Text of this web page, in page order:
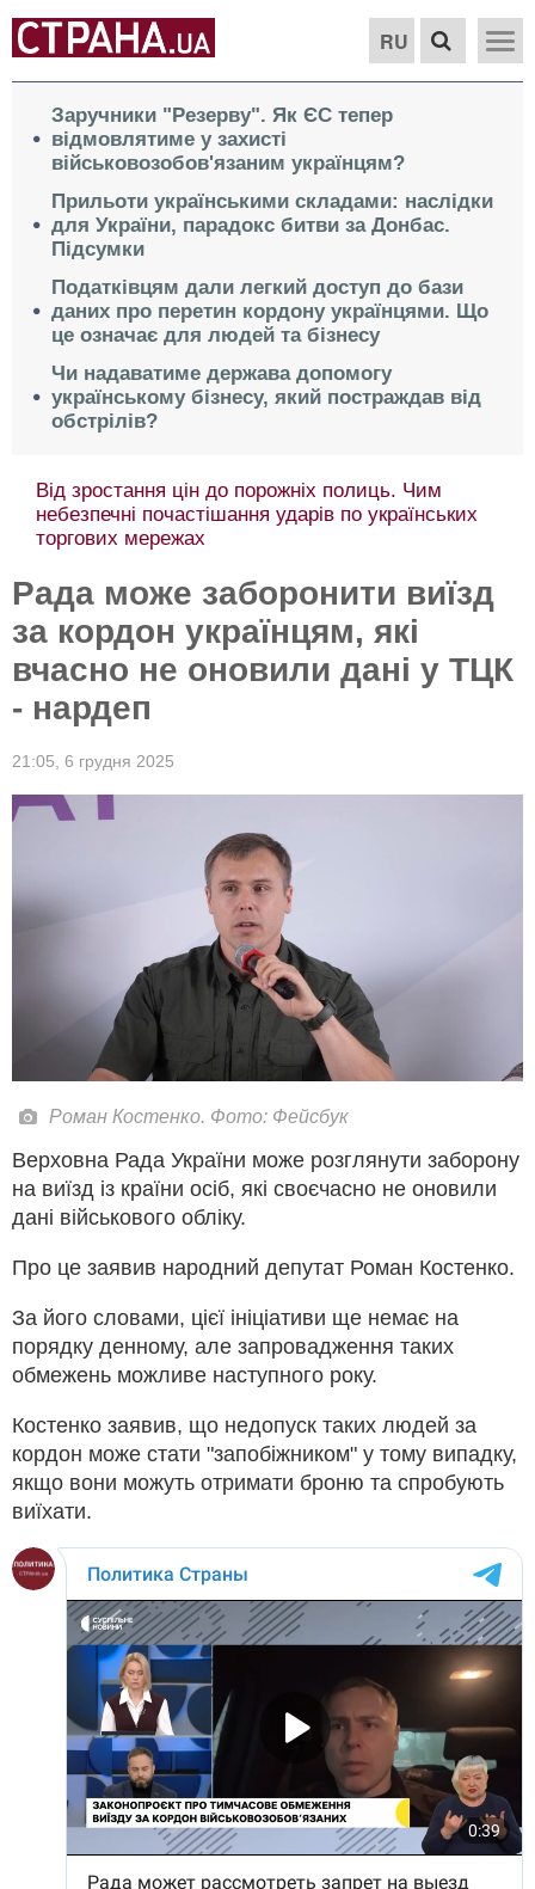
RU
Заручники "Резерву". Як ЄС тепер
відмовлятиме у захисті
військовозобов'язаним українцям?
Прильоти українськими складами: наслідки
для України, парадокс битви за Донбас.
Підсумки
Податківцям дали легкий доступ до бази
даних про перетин кордону українцями. Що
це означає для людей та бізнесу
Чи надаватиме держава допомогу
українському бізнесу, який постраждав від
обстрілів?
Від зростання цін до порожніх полиць. Чим
небезпечні почастішання ударів по українських
торгових мережах
Рада може заборонити виїзд
за кордон українцям, які
вчасно не оновили дані у ТЦК
- нардеп
21:05, 6 грудня 2025
Роман Костенко. Фото: Фейсбук
Верховна Рада України може розглянути заборону
на виїзд із країни осіб, які своєчасно не оновили
дані військового обліку.
Про це заявив народний депутат Роман Костенко.
За його словами, цієї ініціативи ще немає на
порядку денному, але запровадження таких
обмежень можливе наступного року.
Костенко заявив, що недопуск таких людей за
кордон може стати "запобіжником" у тому випадку,
якщо вони можуть отримати броню та спробують
виїхати.